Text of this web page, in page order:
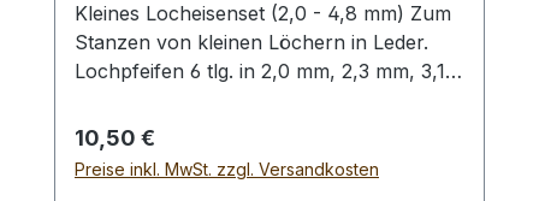
Kleines Locheisenset (2,0 - 4,8 mm) Zum
Stanzen von kleinen Löchern in Leder.
Lochpfeifen 6 tlg. in 2,0 mm, 2,3 mm, 3,1
benutzen Sie zum Schlagen unbedingt
einen geeigneten Hammer (keinen
Stahlhammer) und eine geeignete
Regulärer Preis:
10,50 €
Preise inkl. MwSt. zzgl. Versandkosten